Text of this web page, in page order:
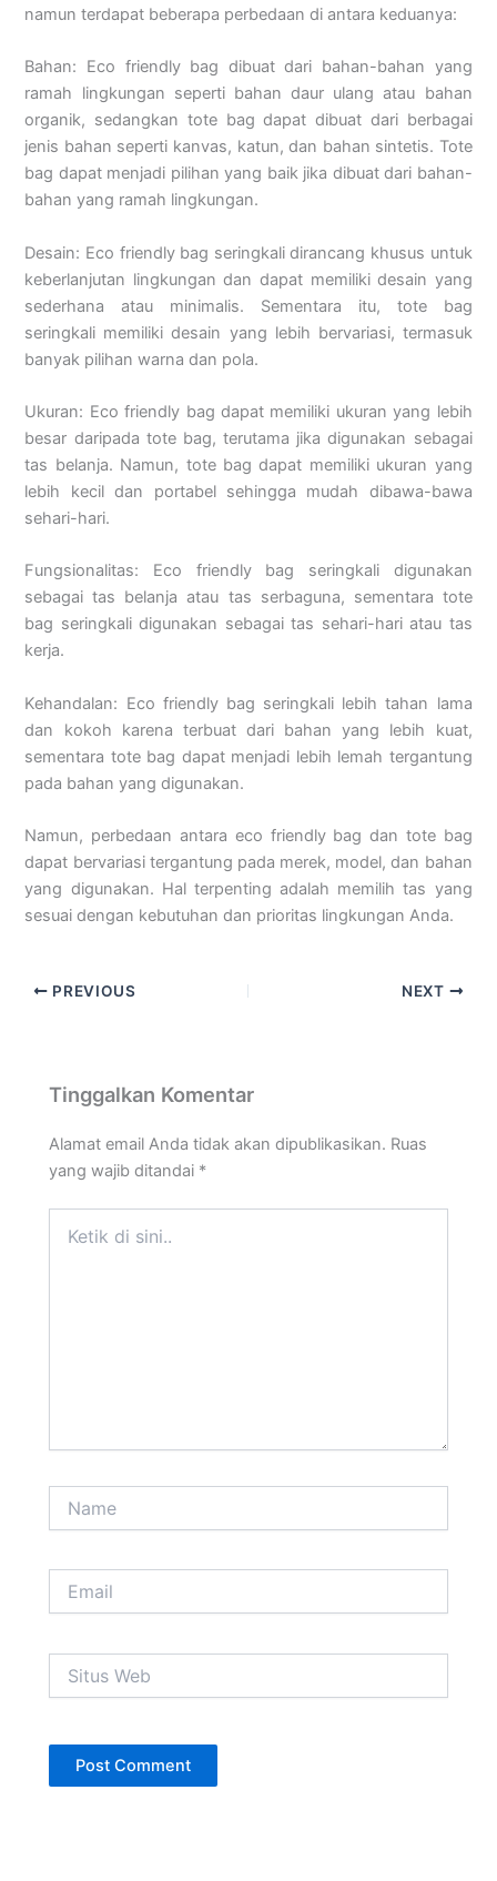
namun terdapat beberapa perbedaan di antara keduanya:
Bahan: Eco friendly bag dibuat dari bahan-bahan yang
ramah lingkungan seperti bahan daur ulang atau bahan
organik, sedangkan tote bag dapat dibuat dari berbagai
jenis bahan seperti kanvas, katun, dan bahan sintetis. Tote
bag dapat menjadi pilihan yang baik jika dibuat dari bahan-
bahan yang ramah lingkungan.
Desain: Eco friendly bag seringkali dirancang khusus untuk
keberlanjutan lingkungan dan dapat memiliki desain yang
sederhana atau minimalis. Sementara itu, tote bag
seringkali memiliki desain yang lebih bervariasi, termasuk
banyak pilihan warna dan pola.
Ukuran: Eco friendly bag dapat memiliki ukuran yang lebih
besar daripada tote bag, terutama jika digunakan sebagai
tas belanja. Namun, tote bag dapat memiliki ukuran yang
lebih kecil dan portabel sehingga mudah dibawa-bawa
sehari-hari.
Fungsionalitas: Eco friendly bag seringkali digunakan
sebagai tas belanja atau tas serbaguna, sementara tote
bag seringkali digunakan sebagai tas sehari-hari atau tas
kerja.
Kehandalan: Eco friendly bag seringkali lebih tahan lama
dan kokoh karena terbuat dari bahan yang lebih kuat,
sementara tote bag dapat menjadi lebih lemah tergantung
pada bahan yang digunakan.
Namun, perbedaan antara eco friendly bag dan tote bag
dapat bervariasi tergantung pada merek, model, dan bahan
yang digunakan. Hal terpenting adalah memilih tas yang
sesuai dengan kebutuhan dan prioritas lingkungan Anda.
PREVIOUS NEXT
Tinggalkan Komentar
Alamat email Anda tidak akan dipublikasikan. Ruas
yang wajib ditandai *
Web